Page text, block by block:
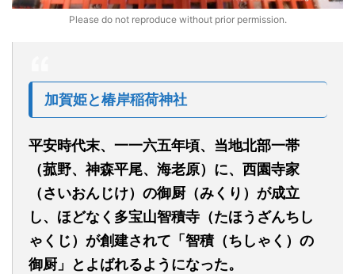
Please do not reproduce without prior permission.
加賀姫と椿岸稲荷神社
平安時代末、一一六五年頃、当地北部一帯
（菰野、神森平尾、海老原）に、西園寺家
（さいおんじけ）の御厨（みくり）が成立
し、ほどなく多宝山智積寺（たほうざんちし
ゃくじ）が創建されて「智積（ちしゃく）の
御厨」とよばれるようになった。